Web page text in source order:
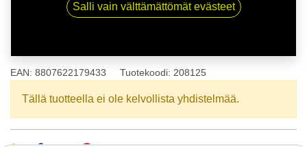
165/70R14C 89R NEXEN
EAN: 8807622179433 Tuotekoodi: 208125
Tällä tuotteella ei ole kelvollista yhdistelmää.
Salli vain välttämättömät evästeet